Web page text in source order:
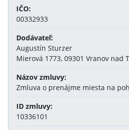
IČO:
00332933
Dodávateľ:
Augustín Sturzer
Mierová 1773, 09301 Vranov nad
Názov zmluvy:
Zmluva o prenájme miesta na
ID zmluvy:
10336101